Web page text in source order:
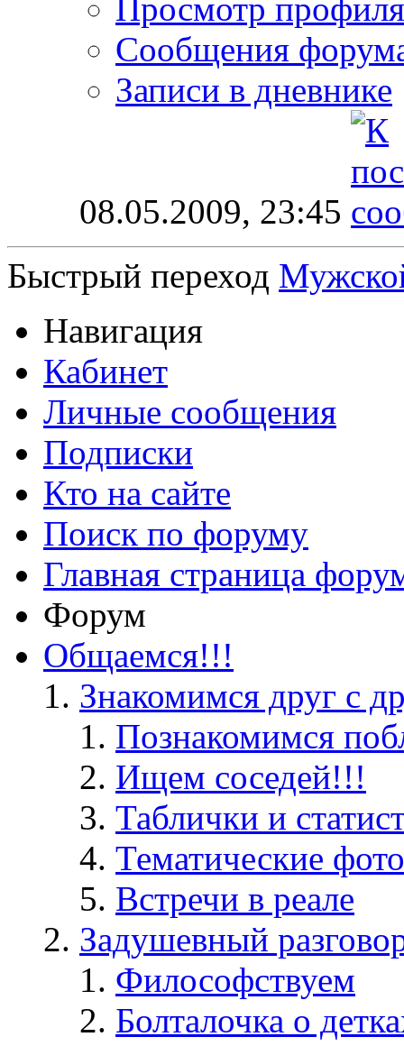
Просмотр профиля
Сообщения
Записи в дневнике
08.05.2009, 23:45
Быстрый переход
Навигация
Кабинет
Личные сообщения
Подписки
Кто на сайте
Поиск по форуму
Главная страница
Форум
Общаемся!!!
Знакомимся друг с
Познакомимся
Ищем соседей!!!
Таблички и
Тематические фото
Встречи в реале
Задушевный
Философствуем
Болталочка о